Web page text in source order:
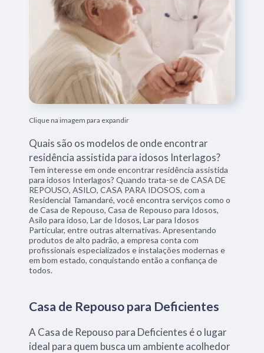
Clique na imagem para expandir
Quais são os modelos de onde encontrar
residência assistida para idosos Interlagos?
Tem interesse em onde encontrar residência assistida
para idosos Interlagos? Quando trata-se de CASA DE
REPOUSO, ASILO, CASA PARA IDOSOS, com a
Residencial Tamandaré, você encontra serviços como o
de Casa de Repouso, Casa de Repouso para Idosos,
Asilo para idoso, Lar de Idosos, Lar para Idosos
Particular, entre outras alternativas. Apresentando
produtos de alto padrão, a empresa conta com
profissionais especializados e instalações modernas e
em bom estado, conquistando então a confiança de
todos.
Casa de Repouso para Deficientes
A Casa de Repouso para Deficientes é o lugar
ideal para quem busca um ambiente acolhedor